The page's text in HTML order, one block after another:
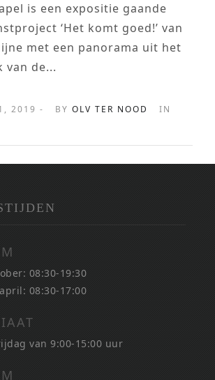
is een expositie gaande
‘Het komt goed!’ van
met een panorama uit het
van de...
2019 - BYOLV TER NOOD IN
08:30-19:30
08:30-17:00
van 9:00-15:00 uur